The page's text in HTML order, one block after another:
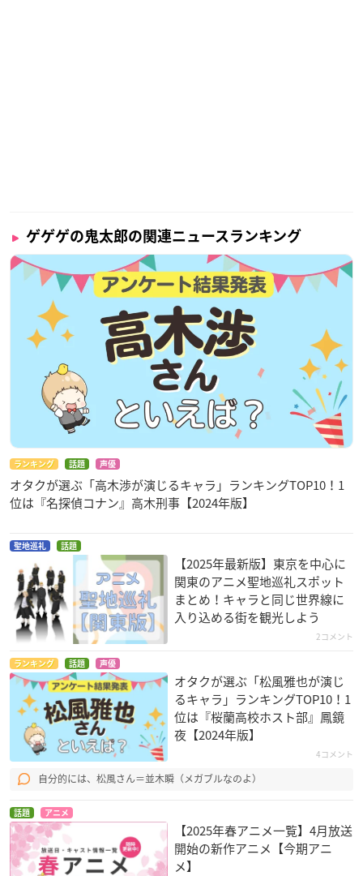
ゲゲゲの鬼太郎の関連ニュースランキング
ランキング 話題 声優
オタクが選ぶ「高木渉が演じるキャラ」ランキングTOP10！1
位は『名探偵コナン』高木刑事【2024年版】
聖地巡礼 話題
【2025年最新版】東京を中心に
関東のアニメ聖地巡礼スポット
まとめ！キャラと同じ世界線に
入り込める街を観光しよう
2コメント
ランキング 話題 声優
オタクが選ぶ「松風雅也が演じ
るキャラ」ランキングTOP10！1
位は『桜蘭高校ホスト部』鳳鏡
夜【2024年版】
4コメント
自分的には、松風さん＝並木瞬（メガブルなのよ）
話題 アニメ
【2025年春アニメ一覧】4月放送
開始の新作アニメ【今期アニ
メ】